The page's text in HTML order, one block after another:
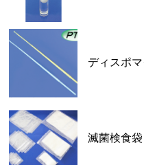
ディスポ
滅菌検食